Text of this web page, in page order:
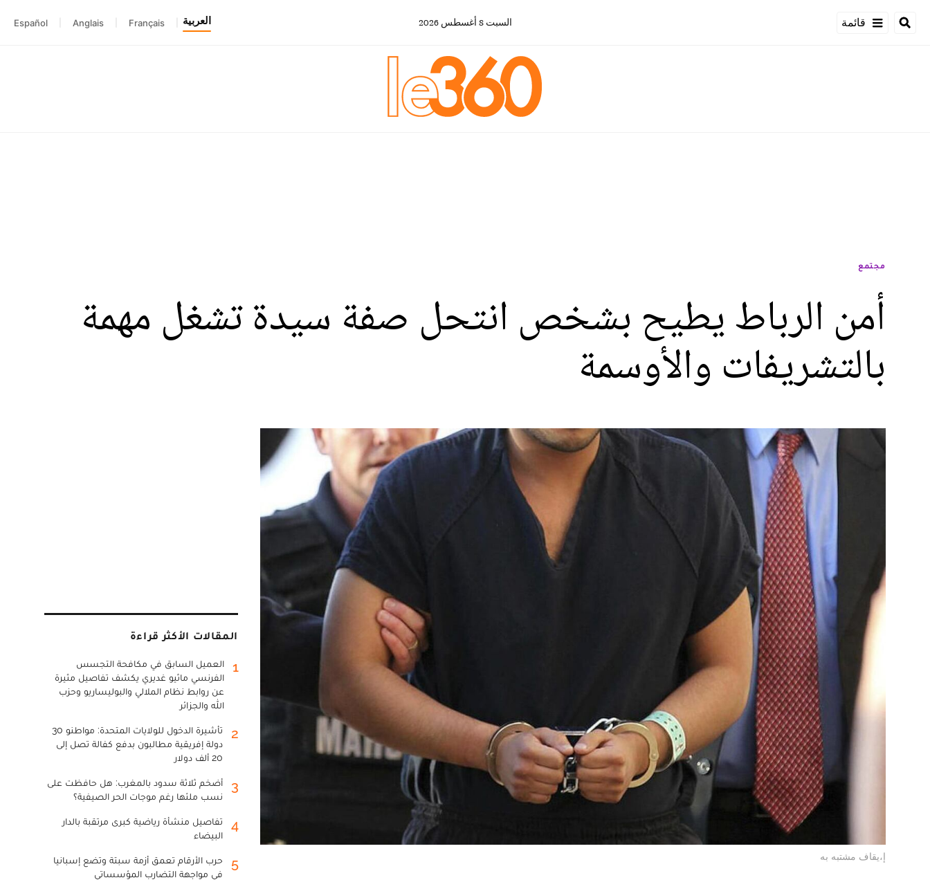
قائمة السبت 8 أغسطس 2026 العربية Français
Anglais
Español
مجتمع
أمن الرباط يطيح بشخص انتحل صفة سيدة تشغل مهمة
بالتشريفات والأوسمة
إ،يقاف مشتبه به
المقالات الأكثر قراءة
1
العميل السابق في مكافحة التجسس
الفرنسي ماثيو غديري يكشف تفاصيل مثيرة
عن روابط نظام الملالي والبوليساريو وحزب
الله والجزائر
2
تأشيرة الدخول للولايات المتحدة: مواطنو 30
دولة إفريقية مطالبون بدفع كفالة تصل إلى
20 ألف دولار
3
أضخم ثلاثة سدود بالمغرب: هل حافظت على
نسب ملئها رغم موجات الحر الصيفية؟
4
تفاصيل منشأة رياضية كبرى مرتقبة بالدار
البيضاء
5
حرب الأرقام تعمق أزمة سبتة وتضع إسبانيا
في مواجهة التضارب المؤسساتي